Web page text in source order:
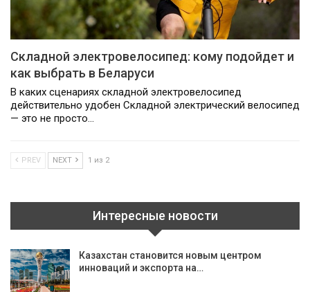
Складной электровелосипед: кому подойдет и
как выбрать в Беларуси
В каких сценариях складной электровелосипед
действительно удобен Складной электрический велосипед
— это не просто…
PREV NEXT 1 из 2
Интересные новости
Казахстан становится новым центром
инноваций и экспорта на…